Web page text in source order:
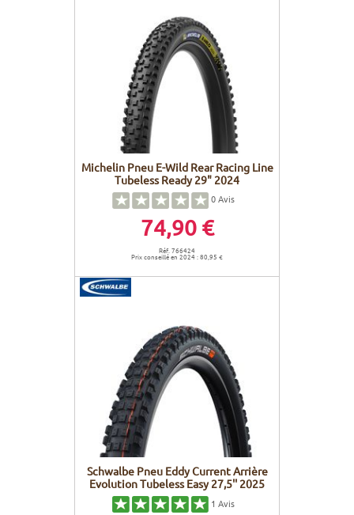
Michelin Pneu E-Wild Rear Racing Line
Tubeless Ready 29" 2024
0Avis
74,90 €
Réf. 766424
Prix conseillé en 2024 : 80,95 €
Schwalbe Pneu Eddy Current Arrière
Evolution Tubeless Easy 27,5'' 2025
1 Avis